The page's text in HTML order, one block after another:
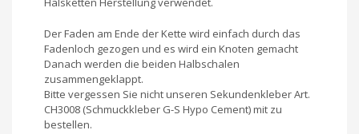
Der Faden am Ende der Kette wird einfach durch das
Fadenloch gezogen und es wird ein Knoten gemacht
Danach werden die beiden Halbschalen
zusammengeklappt.
Bitte vergessen Sie nicht unseren Sekundenkleber Art.
CH3008 (Schmuckkleber G-S Hypo Cement) mit zu
bestellen.